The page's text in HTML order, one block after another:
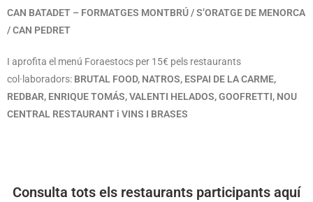
CAN BATADET – FORMATGES MONTBRÚ / S’ORATGE DE MENORCA
/ CAN PEDRET
I aprofita el menú Foraestocs per 15€ pels restaurants
col·laboradors: BRUTAL FOOD, NATROS, ESPAI DE LA CARME,
REDBAR, ENRIQUE TOMÁS, VALENTI HELADOS, GOOFRETTI, NOU
CENTRAL RESTAURANT i VINS I BRASES
Consulta tots els restaurants participants aquí